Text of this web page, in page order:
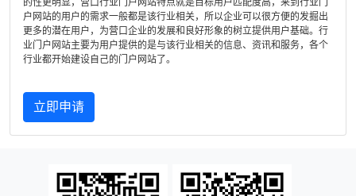
的性更明显，营口行业门户网站特点就是目标用户匹配度高，来到行业门
户网站的用户的需求一般都是该行业相关，所以企业可以很方便的发掘出
更多的潜在用户，为营口企业的发展和良好形象的树立提供用户基础。行
业门户网站主要为用户提供的是与该行业相关的信息、资讯和服务，各个
行业都开始建设自己的门户网站了。
立即申请